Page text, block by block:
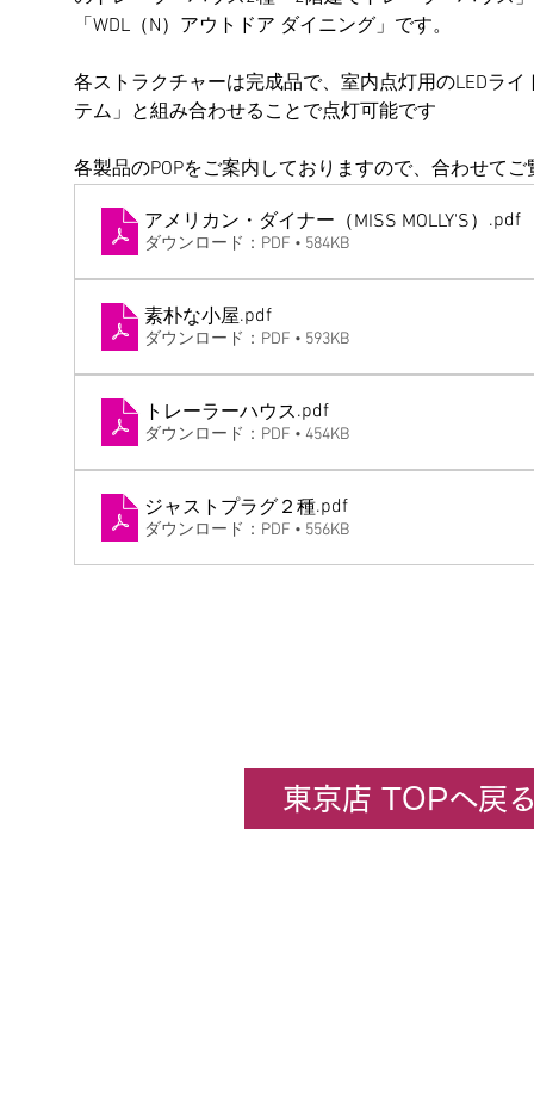
「WDL（N）アウトドア ダイニング」です。
各ストラクチャーは完成品で、室内点灯用のLEDラ
テム」と組み合わせることで点灯可能です
各製品のPOPをご案内しておりますので、合わせて
アメリカン・ダイナー（MISS MOLLY'S） .pdf
ダウンロード：PDF • 584KB
素朴な小屋.pdf
ダウンロード：PDF • 593KB
トレーラーハウス.pdf
ダウンロード：PDF • 454KB
ジャストプラグ２種.pdf
ダウンロード：PDF • 556KB
東京店 TOPへ戻